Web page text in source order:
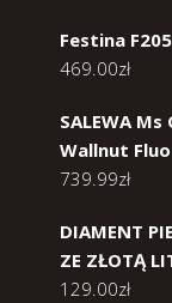
Festina
469.00zł
SALEWA
Wallnut
739.99zł
DIAMENT
ZE ZŁOTĄ
129.00zł